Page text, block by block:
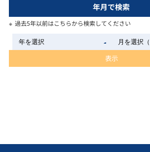
年月で検索
過去5年以前はこちらから検索してください
表示